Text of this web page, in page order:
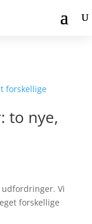
to nye,
Vi
forskellige